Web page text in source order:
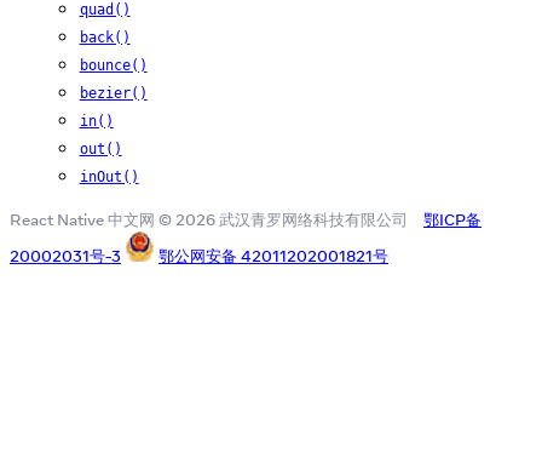
quad()
back()
bounce()
bezier()
in()
out()
inOut()
React Native 中文网 © 2026 武汉青罗网络科技有限公司
鄂ICP备
20002031号-3
鄂公网安备 42011202001821号